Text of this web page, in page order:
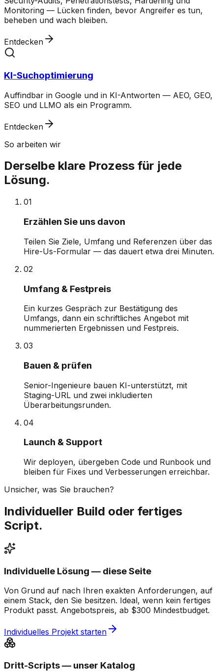
Monitoring — Lücken finden, bevor Angreifer es tun,
beheben und wach bleiben.
Entdecken
KI-Suchoptimierung
Auffindbar in Google und in KI-Antworten — AEO, GEO,
SEO und LLMO als ein Programm.
Entdecken
So arbeiten wir
Derselbe klare Prozess für jede
Lösung.
01
Erzählen Sie uns davon
Teilen Sie Ziele, Umfang und Referenzen über das
Hire-Us-Formular — das dauert etwa drei Minuten.
02
Umfang & Festpreis
Ein kurzes Gespräch zur Bestätigung des
Umfangs, dann ein schriftliches Angebot mit
nummerierten Ergebnissen und Festpreis.
03
Bauen & prüfen
Senior-Ingenieure bauen KI-unterstützt, mit
Staging-URL und zwei inkludierten
Überarbeitungsrunden.
04
Launch & Support
Wir deployen, übergeben Code und Runbook und
bleiben für Fixes und Verbesserungen erreichbar.
Unsicher, was Sie brauchen?
Individueller Build oder fertiges
Script.
Individuelle Lösung — diese Seite
Von Grund auf nach Ihren exakten Anforderungen, auf
einem Stack, den Sie besitzen. Ideal, wenn kein fertiges
Produkt passt. Angebotspreis, ab $300 Mindestbudget.
Individuelles Projekt starten
Dritt-Scripts — unser Katalog